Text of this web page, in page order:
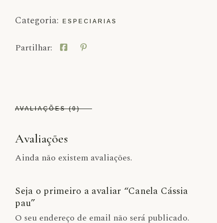
Categoria: ESPECIARIAS
Partilhar:
AVALIAÇÕES (0)
Avaliações
Ainda não existem avaliações.
Seja o primeiro a avaliar “Canela Cássia
pau”
O seu endereço de email não será publicado.